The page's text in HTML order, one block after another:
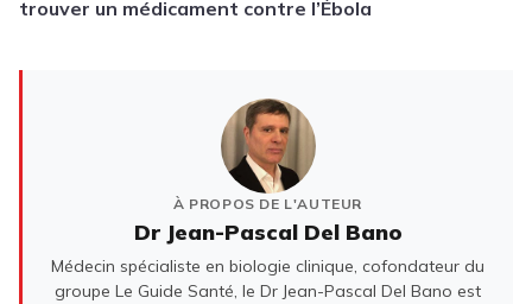
trouver un médicament contre l’Ébola
À PROPOS DE L'AUTEUR
Dr Jean-Pascal Del Bano
Médecin spécialiste en biologie clinique, cofondateur du
groupe Le Guide Santé, le Dr Jean-Pascal Del Bano est